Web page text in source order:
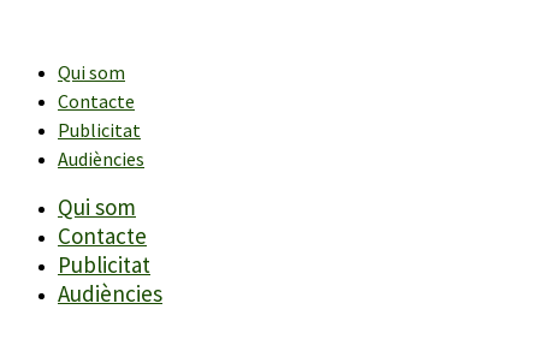
contingutQui som
Contacte
Publicitat
Audiències
Qui som
Contacte
Publicitat
Audiències